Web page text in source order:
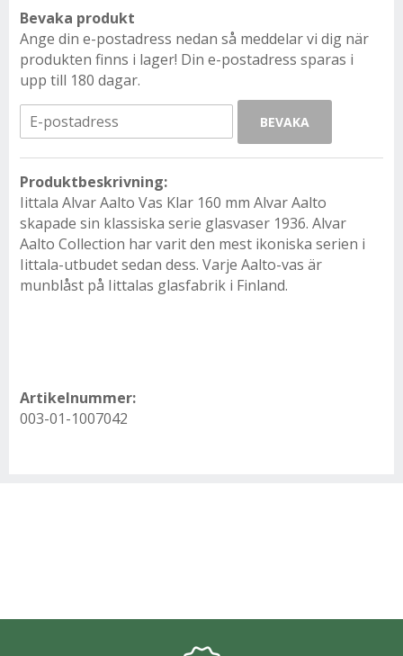
Bevaka produkt
Ange din e-postadress nedan så meddelar vi dig när
produkten finns i lager! Din e-postadress sparas i
upp till 180 dagar.
BEVAKA
Produktbeskrivning:
Iittala Alvar Aalto Vas Klar 160 mm Alvar Aalto
skapade sin klassiska serie glasvaser 1936. Alvar
Aalto Collection har varit den mest ikoniska serien i
Iittala-utbudet sedan dess. Varje Aalto-vas är
munblåst på Iittalas glasfabrik i Finland.
Artikelnummer:
003-01-1007042